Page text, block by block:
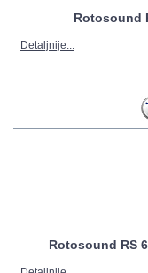
Rotosound
Detaljnije...
Rotosound RS